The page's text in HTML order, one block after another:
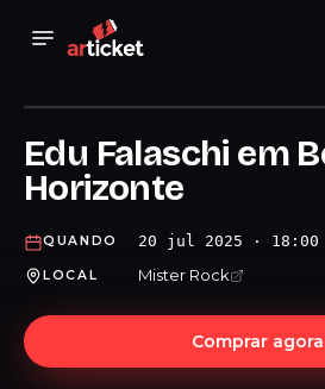
Edu Falaschi em
Horizonte
QUANDO 20 jul 2025 · 18:00
LOCAL Mister Rock
Comprar agora